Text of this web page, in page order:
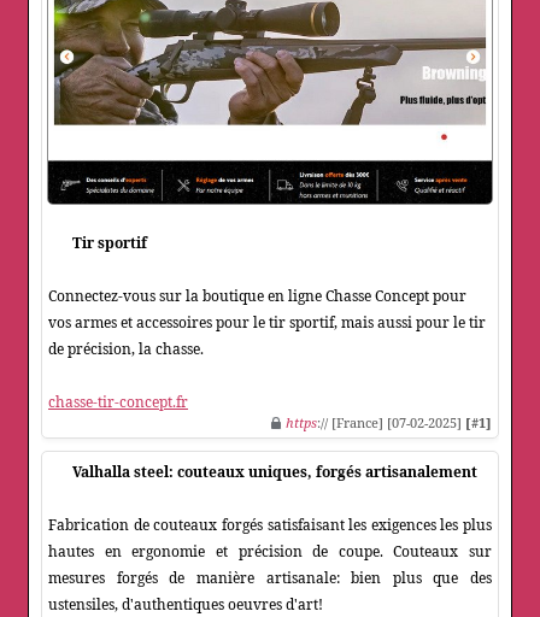
Tir sportif
Connectez-vous sur la boutique en ligne Chasse Concept pour
vos armes et accessoires pour le tir sportif, mais aussi pour le tir
de précision, la chasse.
chasse-tir-concept.fr
https:// [France] [07-02-2025] [#1]
Valhalla steel: couteaux uniques, forgés artisanalement
Fabrication de couteaux forgés satisfaisant les exigences les plus
hautes en ergonomie et précision de coupe. Couteaux sur
mesures forgés de manière artisanale: bien plus que des
ustensiles, d'authentiques oeuvres d'art!